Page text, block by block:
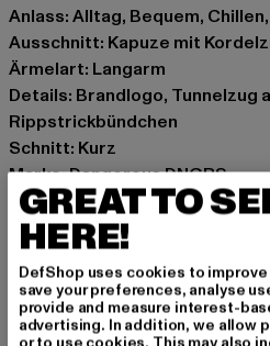
Anlass: Alltag, Bequem,
Ausschnitt: Kapuze mit
Ärmelart: Langarm
Details: Brandlogo, Tunnelzug
Rippstrickbündchen
Schnitt: Kurz
Marke: Dangerous DNGRS
Kat.: Hoodies
Farbe: schwarz
Hersteller Farbe: black camo
Materialzusammensetzung:
Polyester
Art.Nr: DLHD136-00777
GREAT TO
HERE!
DefShop uses cookies to
save your preferences, analyse
provide and measure interest-
advertising. In addition, we allow